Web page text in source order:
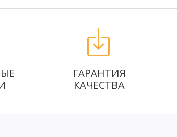
ГАРАНТИЯ
КАЧЕСТВА